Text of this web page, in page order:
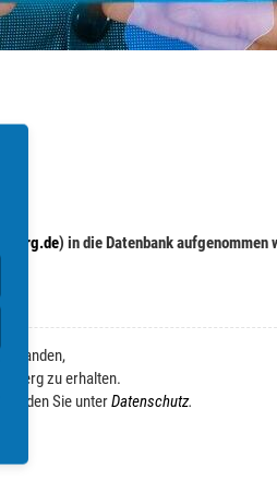
) in die Datenbank aufgenommen
zu erhalten.
finden Sie unterDatenschutz.